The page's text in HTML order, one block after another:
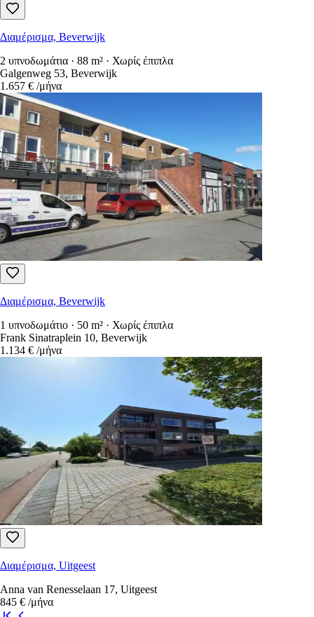
Διαμέρισμα, Beverwijk
2 υπνοδωμάτια · 88 m² · Χωρίς έπιπλα
Galgenweg 53, Beverwijk
1.657 € /μήνα
Διαμέρισμα, Beverwijk
1 υπνοδωμάτιο · 50 m² · Χωρίς έπιπλα
Frank Sinatraplein 10, Beverwijk
1.134 € /μήνα
Διαμέρισμα, Uitgeest
Anna van Renesselaan 17, Uitgeest
845 € /μήνα